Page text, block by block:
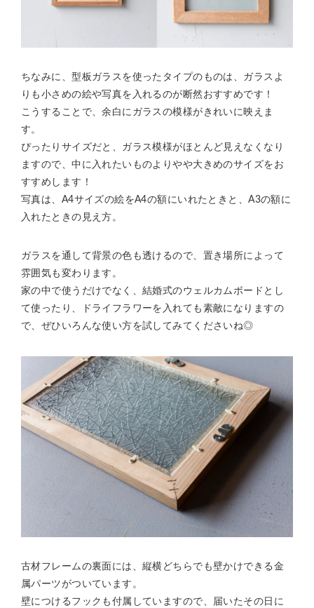
ちなみに、型板ガラスを使ったタイプのものは、ガラスよ
りも小さめの絵や写真を入れるのが断然おすすめです！
こうすることで、余白にガラスの模様がきれいに映えま
す。
ぴったりサイズだと、ガラス模様がほとんど見えなくなり
ますので、中に入れたいものよりやや大きめのサイズをお
すすめします！
写真は、A4サイズの絵をA4の額にいれたときと、A3の額に
入れたときの見え方。
ガラスを通して背景の色も透けるので、置き場所によって
雰囲気も変わります。
家の中で使うだけでなく、結婚式のウェルカムボードとし
て使ったり、ドライフラワーを入れても素敵になりますの
で、ぜひいろんな使い方を試してみてくださいね◎
古材フレームの裏面には、縦横どちらでも壁かけできる金
属パーツがついています。
壁につけるフックも付属していますので、届いたその日に